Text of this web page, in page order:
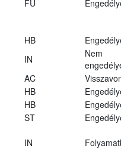
FU
HB
IN
Nem
AC
HB
HB
ST
IN